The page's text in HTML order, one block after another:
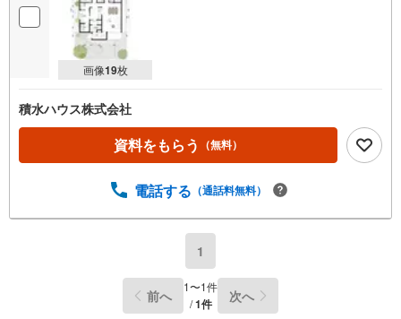
画像19枚
積水ハウス株式会社
資料をもらう （無料）
電話する （通話料無料）
1
前へ 1〜1件
/1件 次へ